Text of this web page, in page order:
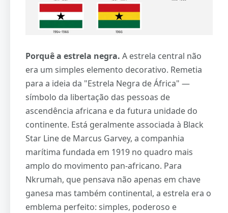
Porquê a estrela negra. A estrela central não
era um simples elemento decorativo. Remetia
para a ideia da "Estrela Negra de África" —
símbolo da libertação das pessoas de
ascendência africana e da futura unidade do
continente. Está geralmente associada à Black
Star Line de Marcus Garvey, a companhia
marítima fundada em 1919 no quadro mais
amplo do movimento pan-africano. Para
Nkrumah, que pensava não apenas em chave
ganesa mas também continental, a estrela era o
emblema perfeito: simples, poderoso e